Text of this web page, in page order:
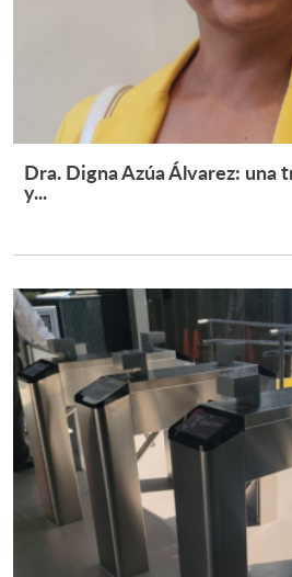
Dra. Digna Azúa Álvarez: una
y...